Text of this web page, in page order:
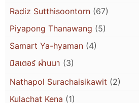
Radiz Sutthisoontorn (67)
Piyapong Thanawang (5)
Samart Ya-hyaman (4)
มิสเตอร์ ผ่านมา (3)
Nathapol Surachaisikawit (2)
Kulachat Kena (1)